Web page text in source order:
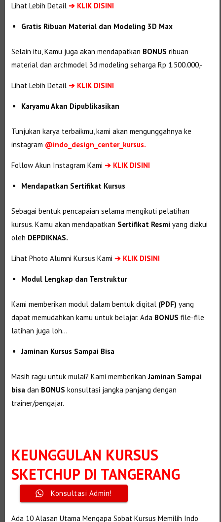
Lihat Lebih Detail➔ KLIK DISINI
Gratis Ribuan Material dan Modeling 3D Max
Selain itu, Kamu juga akan mendapatkan BONUS ribuan
material danarchmodel 3d modeling seharga Rp 1.500.000,-
Lihat Lebih Detail➔ KLIK DISINI
Karyamu Akan Dipublikasikan
Tunjukan karya terbaikmu, kami akan mengunggahnya ke
instagram @indo_design_center_kursus.
Follow Akun Instagram Kami➔ KLIK DISINI
Mendapatkan Sertifikat Kursus
Sebagai bentuk pencapaian selama mengikuti pelatihan
kursus. Kamu akan mendapatkan Sertifikat Resmi yang diakui
oleh DEPDIKNAS.
Lihat Photo Alumni Kursus Kami➔ KLIK DISINI
Modul Lengkap dan Terstruktur
Kami memberikan modul dalam bentuk digital (PDF) yang
dapat memudahkan kamu untuk belajar. Ada BONUS file-file
latihan juga loh…
Jaminan Kursus Sampai Bisa
Masih ragu untuk mulai? Kami memberikanJaminan Sampai
bisa dan BONUS konsultasi jangka panjang dengan
trainer/pengajar.
KEUNGGULAN KURSUS
SKETCHUP DI TANGERANG
Selanjutnya. Setelah itu. Kemudian,
Ada 10 Alasan Utama Mengapa Sobat Kursus Memilih Indo
Konsultasi Admin!